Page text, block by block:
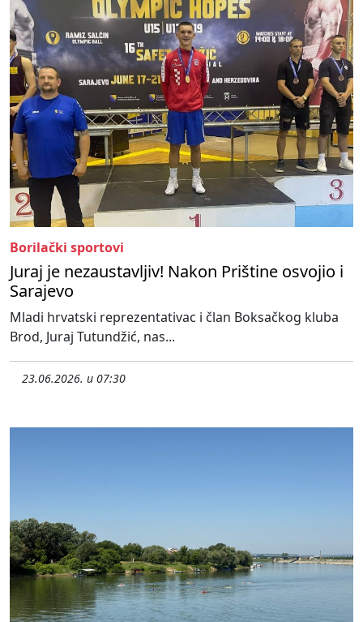
Borilački sportovi
Juraj je nezaustavljiv! Nakon Prištine osvojio i
Sarajevo
Mladi hrvatski reprezentativac i član Boksačkog kluba
Brod, Juraj Tutundžić, nas...
23.06.2026. u 07:30